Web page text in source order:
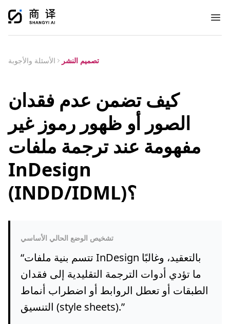
الأسئلة والأجوبة تصميم النشر
كيف تضمن عدم فقدان
الصور أو ظهور رموز غير
مفهومة عند ترجمة ملفات
InDesign
(INDD/IDML)؟
تشخيص الوضع الحالي الأساسي
“تتسم بنية ملفات InDesign بالتعقيد، وغالبًا
ما تؤدي أدوات الترجمة التقليدية إلى فقدان
الطبقات أو تعطل الروابط أو اضطراب أنماط
التنسيق (style sheets).”